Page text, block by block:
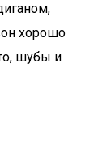
хорошо
шубы и